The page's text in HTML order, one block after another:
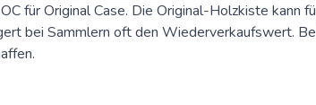
für Original Case. Die Original-Holzkiste kann
bei Sammlern oft den Wiederverkaufswert.